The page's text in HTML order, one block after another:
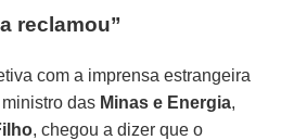
reclamou”
com a imprensa estrangeira
das Minas e Energia,
, chegou a dizer que o